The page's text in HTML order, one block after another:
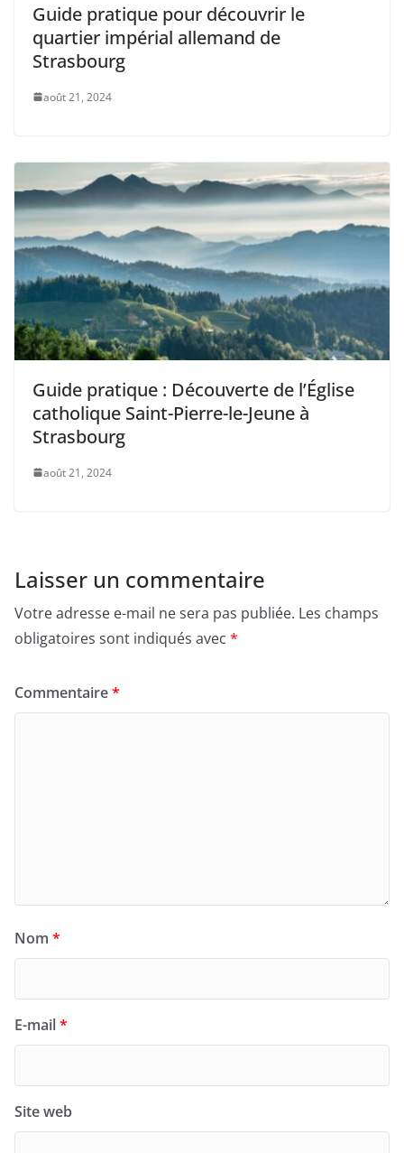
Guide pratique pour découvrir le
quartier impérial allemand de
Strasbourg
août 21, 2024
Guide pratique : Découverte de l’Église
catholique Saint-Pierre-le-Jeune à
Strasbourg
août 21, 2024
Laisser un commentaire
Votre adresse e-mail ne sera pas publiée. Les champs
obligatoires sont indiqués avec *
Commentaire*
Nom *
E-mail*
Site web